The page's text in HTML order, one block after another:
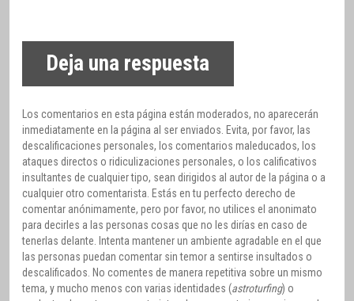
Deja una respuesta
Los comentarios en esta página están moderados, no aparecerán
inmediatamente en la página al ser enviados. Evita, por favor, las
descalificaciones personales, los comentarios maleducados, los
ataques directos o ridiculizaciones personales, o los calificativos
insultantes de cualquier tipo, sean dirigidos al autor de la página o a
cualquier otro comentarista. Estás en tu perfecto derecho de
comentar anónimamente, pero por favor, no utilices el anonimato
para decirles a las personas cosas que no les dirías en caso de
tenerlas delante. Intenta mantener un ambiente agradable en el que
las personas puedan comentar sin temor a sentirse insultados o
descalificados. No comentes de manera repetitiva sobre un mismo
tema, y mucho menos con varias identidades (astroturfing) o